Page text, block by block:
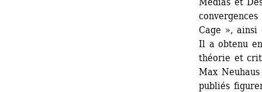
Cage », ainsi
Il a obtenu
théorie et
Max
publiés